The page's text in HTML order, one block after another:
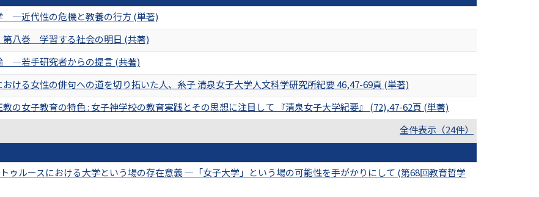
―近代性の危機と教養の行方 (単著)
八巻 学習する社会の明日 (共著)
―若手研究者からの提言 (共著)
おける女性の俳句への道を切り拓いた人、糸子 清泉女子大学人文科学研究所紀要 46,47-69頁 (単著)
の女子教育の特色 : 女子神学校の教育実践とその思想に注目して 『清泉女子大学紀要』 (72),47-62頁 (単著)
全件表示（24件）
ゥルースにおける大学という場の存在意義 ―「女子大学」という場の可能性を手がかりにして (第68回教育哲学